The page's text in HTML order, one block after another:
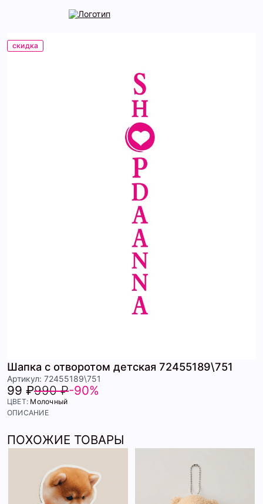
скидка
Шапка с отворотом детская 72455189\751
Артикул: 72455189\751
99 ₽990 ₽-90%
ЦВЕТ: Молочный
ОПИСАНИЕ
ПОХОЖИЕ ТОВАРЫ